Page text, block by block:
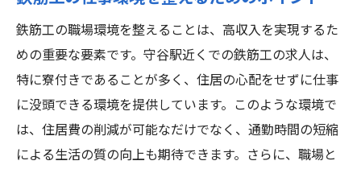
鉄筋工の職場環境を整えることは、高収入を実現するた
めの重要な要素です。守谷駅近くでの鉄筋工の求人は、
特に寮付きであることが多く、住居の心配をせずに仕事
に没頭できる環境を提供しています。このような環境で
は、住居費の削減が可能なだけでなく、通勤時間の短縮
による生活の質の向上も期待できます。さらに、職場と